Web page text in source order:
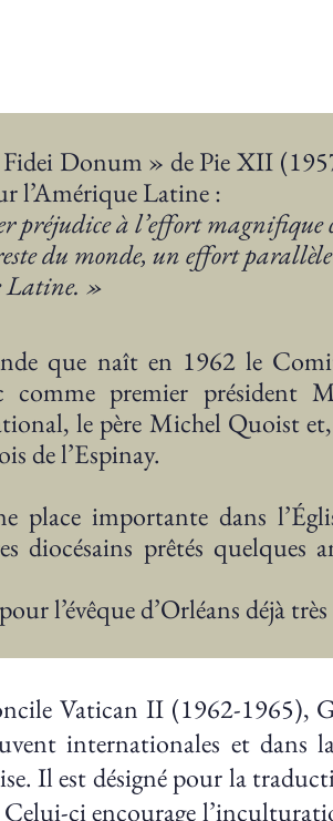
Donum » de Pie XII
l’Amérique Latine :
préjudice à l’effort
du monde, un effort
Latine. »
que naît en 1962 le
premier président
le père Michel Quoist
de l’Espinay.
place importante dans
diocésains prêtés quelques
l’évêque d’Orléans déjà
Vatican II (1962-1965),
internationales et
Il est désigné pour la
ci encourage